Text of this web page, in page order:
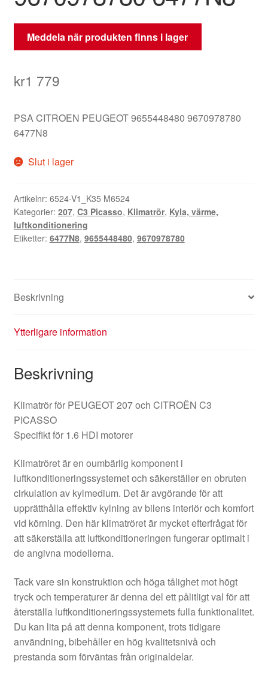
Meddela när produkten finns i lager
kr1 779
PSA CITROEN PEUGEOT 9655448480 9670978780
6477N8
Slut i lager
Artikelnr: 6524-V1_K35 M6524
Kategorier: 207, C3 Picasso, Klimatrör, Kyla, värme,
luftkonditionering
Etiketter: 6477N8, 9655448480, 9670978780
Beskrivning
Ytterligare information
Beskrivning
Klimatrör för PEUGEOT 207 och CITROËN C3
PICASSO
Specifikt för 1.6 HDI motorer
Klimatröret är en oumbärlig komponent i
luftkonditioneringssystemet och säkerställer en obruten
cirkulation av kylmedium. Det är avgörande för att
upprätthålla effektiv kylning av bilens interiör och komfort
vid körning. Den här klimatröret är mycket efterfrågat för
att säkerställa att luftkonditioneringen fungerar optimalt i
de angivna modellerna.
Tack vare sin konstruktion och höga tålighet mot högt
tryck och temperaturer är denna del ett pålitligt val för att
återställa luftkonditioneringssystemets fulla funktionalitet.
Du kan lita på att denna komponent, trots tidigare
användning, bibehåller en hög kvalitetsnivå och
prestanda som förväntas från originaldelar.